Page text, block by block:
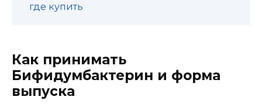
где купить
Как принимать
Бифидумбактерин и форма
выпуска